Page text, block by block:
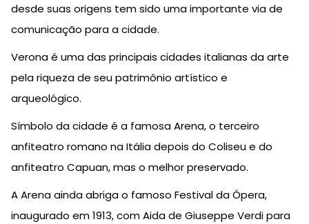
desde suas origens tem sido uma importante via de
comunicação para a cidade.
Verona é uma das principais cidades italianas da arte
pela riqueza de seu patrimônio artístico e
arqueológico.
Símbolo da cidade é a famosa Arena, o terceiro
anfiteatro romano na Itália depois do Coliseu e do
anfiteatro Capuan, mas o melhor preservado.
A Arena ainda abriga o famoso Festival da Ópera,
inaugurado em 1913, com Aida de Giuseppe Verdi para